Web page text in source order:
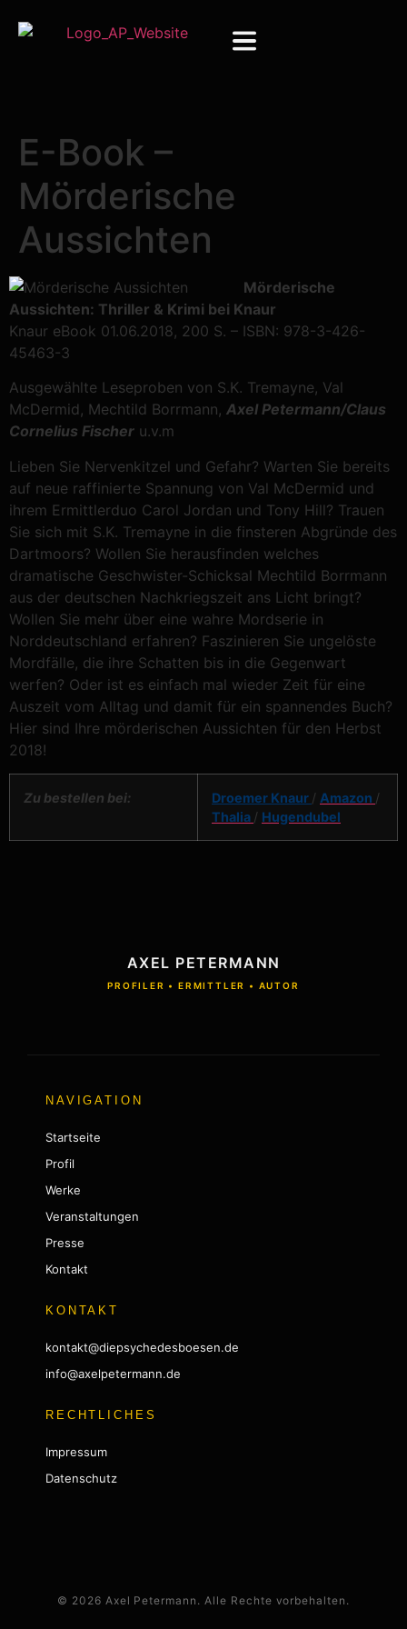
E-Book –
Mörderische
Aussichten
Mörderische
Aussichten: Thriller & Krimi bei Knaur
Knaur eBook 01.06.2018, 200 S. – ISBN: 978-3-426-
45463-3
Ausgewählte Leseproben von S.K. Tremayne, Val
McDermid, Mechtild Borrmann, Axel Petermann/Claus
Cornelius Fischer u.v.m
Lieben Sie Nervenkitzel und Gefahr? Warten Sie bereits
auf neue raffinierte Spannung von Val McDermid und
ihrem Ermittlerduo Carol Jordan und Tony Hill? Trauen
Sie sich mit S.K. Tremayne in die finsteren Abgründe des
Dartmoors? Wollen Sie herausfinden welches
dramatische Geschwister-Schicksal Mechtild Borrmann
aus der deutschen Nachkriegszeit ans Licht bringt?
Wollen Sie mehr über eine wahre Mordserie in
Norddeutschland erfahren? Faszinieren Sie ungelöste
Mordfälle, die ihre Schatten bis in die Gegenwart
werfen? Oder ist es einfach mal wieder Zeit für eine
Auszeit vom Alltag und damit für ein spannendes Buch?
Hier sind Ihre mörderischen Aussichten für den Herbst
2018!
Zu bestellen bei: Droemer Knaur / Amazon /
Thalia / Hugendubel
AXEL PETERMANN
PROFILER • ERMITTLER • AUTOR
NAVIGATION
Startseite
Profil
Werke
Veranstaltungen
Presse
Kontakt
KONTAKT
kontakt@diepsychedesboesen.de
info@axelpetermann.de
RECHTLICHES
Impressum
Datenschutz
© 2026 Axel Petermann. Alle Rechte vorbehalten.